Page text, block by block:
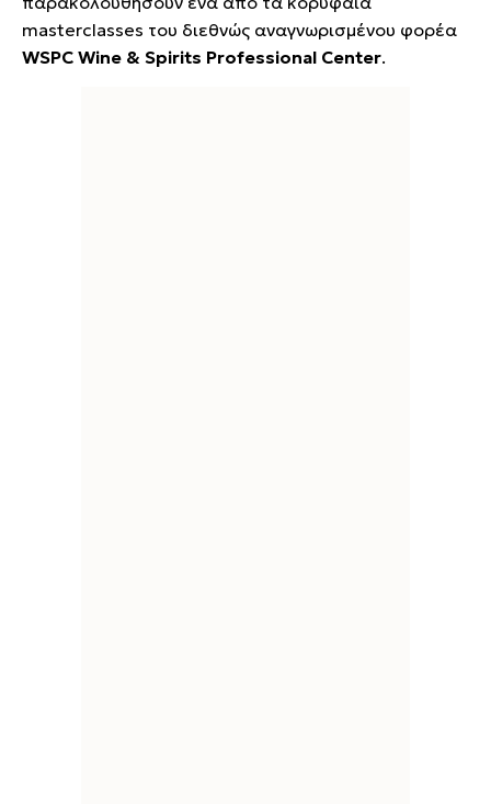
masterclasses του διεθνώς αναγνωρισμένου φορέα
WSPC Wine & Spirits Professional Center.